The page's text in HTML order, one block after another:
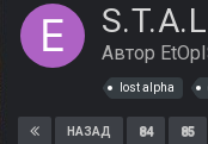
Автор
lost alpha
НАЗАД 84 85